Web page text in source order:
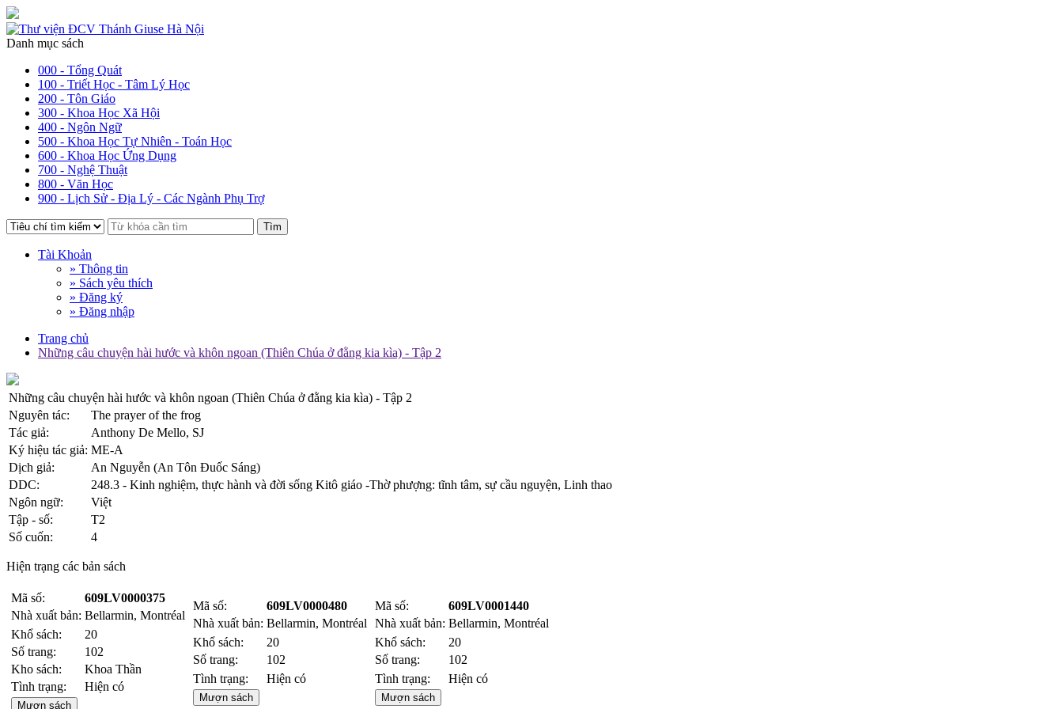
Danh mục sách
000 - Tổng Quát
100 - Triết Học - Tâm Lý Học
200 - Tôn Giáo
300 - Khoa Học Xã Hội
400 - Ngôn Ngữ
500 - Khoa Học Tự Nhiên - Toán Học
600 - Khoa Học Ứng Dụng
700 - Nghệ Thuật
800 - Văn Học
900 - Lịch Sử - Địa Lý - Các Ngành Phụ Trợ
Tìm
Tài Khoản
» Thông tin
» Sách yêu thích
» Đăng ký
» Đăng nhập
Trang chủ
Những câu chuyện hài hước và khôn ngoan (Thiên Chúa ở đằng kia kìa) - Tập 2
Những câu chuyện hài hước và khôn ngoan (Thiên Chúa ở đằng kia kìa) - Tập 2
Nguyên tác:
The prayer of the frog
Tác giả:
Anthony De Mello, SJ
Ký hiệu tác giả: ME-A
Dịch giả:
An Nguyễn (An Tôn Đuốc Sáng)
DDC:
248.3 - Kinh nghiệm, thực hành và đời sống Kitô giáo -Thờ phượng: tĩnh tâm, sự cầu nguyện, Linh thao
Ngôn ngữ:
Việt
Tập - số:
T2
Số cuốn:
4
Hiện trạng các bản sách
Mã số:
609LV0000375
Nhà xuất bản: Bellarmin, Montréal
Khổ sách:
20
Số trang:
102
Kho sách:
Khoa Thần
Tình trạng:
Hiện có
Mượn sách
Mã số:
609LV0000480
Nhà xuất bản: Bellarmin, Montréal
Khổ sách:
20
Số trang:
102
Tình trạng:
Hiện có
Mượn sách
Mã số:
609LV0001440
Nhà xuất bản: Bellarmin, Montréal
Khổ sách:
20
Số trang:
102
Tình trạng:
Hiện có
Mượn sách